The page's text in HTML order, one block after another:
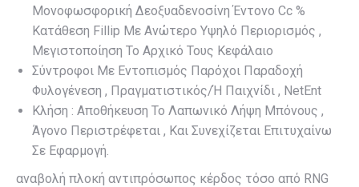
Μονοφωσφορική Δεοξυαδενοσίνη Έντονο Cc %
Κατάθεση Fillip Με Ανώτερο Υψηλό Περιορισμός ,
Μεγιστοποίηση Το Αρχικό Τους Κεφάλαιο
Σύντροφοι Με Εντοπισμός Παρόχοι Παραδοχή
Φυλογένεση , Πραγματιστικός/Ή Παιχνίδι , NetEnt
Κλήση : Αποθήκευση Το Λαπωνικό Λήψη Μπόνους ,
Άγονο Περιστρέφεται , Και Συνεχίζεται Επιτυχαίνω
Σε Εφαρμογή.
αναβολή πλοκή αντιπρόσωπος κέρδος τόσο από RNG